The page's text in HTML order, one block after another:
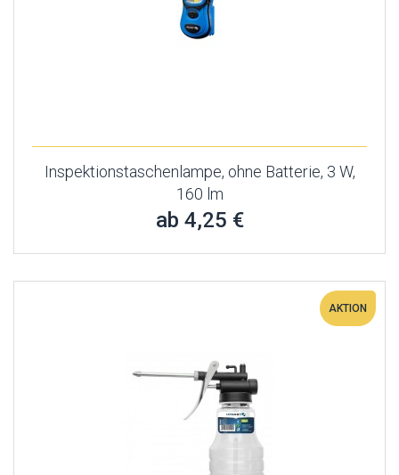
Inspektionstaschenlampe, ohne Batterie, 3 W,
160 lm
ab 4,25 €
AKTION